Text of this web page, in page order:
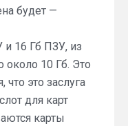
будет —
и 16 Гб ПЗУ, из
около 10 Гб. Это
это заслуга
для карт
карты